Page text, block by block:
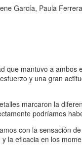
García, Paula
que mantuvo a ambos
y una gran
marcaron la
podríamos
con la sensación
la eficacia en los